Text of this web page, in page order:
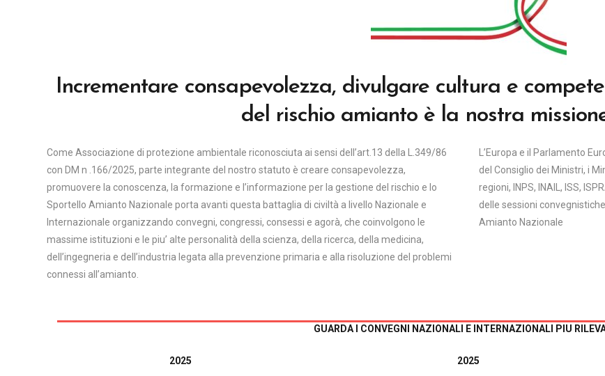
Incrementare consapevolezza, divulgare cultura e
del rischio amianto è la nostra
Come Associazione di protezione ambientale riconosciuta ai sensi dell’art.13 della L.349/86
con DM n .166/2025, parte integrante del nostro statuto è creare consapevolezza,
promuovere la conoscenza, la formazione e l’informazione per la gestione del rischio e lo
Sportello Amianto Nazionale porta avanti questa battaglia di civiltà a livello Nazionale e
Internazionale organizzando convegni, congressi, consessi e agorà, che coinvolgono le
massime istituzioni e le piu’ alte personalità della scienza, della ricerca, della medicina,
dell’ingegneria e dell’industria legata alla prevenzione primaria e alla risoluzione del problemi
connessi all’amianto.
L’Europa e il Parlamento
del Consiglio dei Ministri, i
regioni, INPS, INAIL, ISS,
delle sessioni
Amianto Nazionale
GUARDA I CONVEGNI NAZIONALI E INTERNAZIONALI PIU
2025 2025